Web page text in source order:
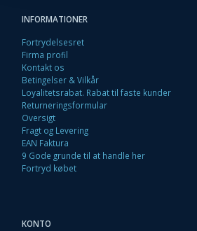
INFORMATIONER
Fortrydelsesret
Firma profil
Kontakt os
Betingelser & Vilkår
Loyalitetsrabat. Rabat til faste kunder
Returneringsformular
Oversigt
Fragt og Levering
EAN Faktura
9 Gode grunde til at handle her
Fortryd købet
KONTO